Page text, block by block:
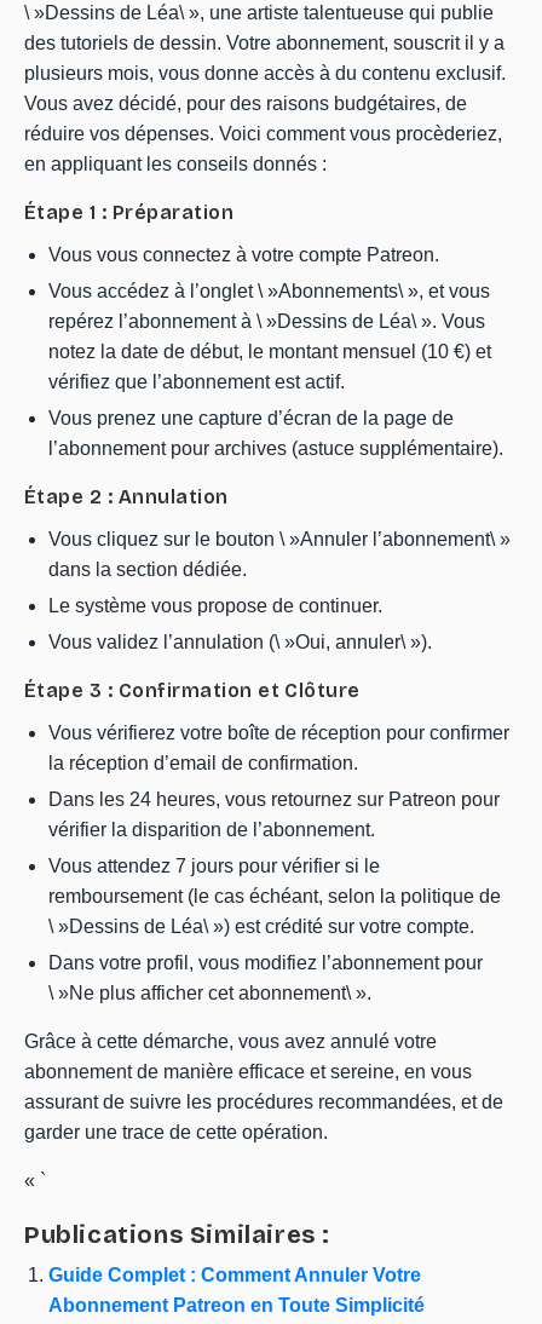
\ »Dessins de Léa\ », une artiste talentueuse qui publie
des tutoriels de dessin. Votre abonnement, souscrit il y a
plusieurs mois, vous donne accès à du contenu exclusif.
Vous avez décidé, pour des raisons budgétaires, de
réduire vos dépenses. Voici comment vous procèderiez,
en appliquant les conseils donnés :
Étape 1 : Préparation
Vous vous connectez à votre compte Patreon.
Vous accédez à l’onglet \ »Abonnements\ », et vous
repérez l’abonnement à \ »Dessins de Léa\ ». Vous
notez la date de début, le montant mensuel (10 €) et
vérifiez que l’abonnement est actif.
Vous prenez une capture d’écran de la page de
l’abonnement pour archives (astuce supplémentaire).
Étape 2 : Annulation
Vous cliquez sur le bouton \ »Annuler l’abonnement\ »
dans la section dédiée.
Le système vous propose de continuer.
Vous validez l’annulation (\ »Oui, annuler\ »).
Étape 3 : Confirmation et Clôture
Vous vérifierez votre boîte de réception pour confirmer
la réception d’email de confirmation.
Dans les 24 heures, vous retournez sur Patreon pour
vérifier la disparition de l’abonnement.
Vous attendez 7 jours pour vérifier si le
remboursement (le cas échéant, selon la politique de
\ »Dessins de Léa\ ») est crédité sur votre compte.
Dans votre profil, vous modifiez l’abonnement pour
\ »Ne plus afficher cet abonnement\ ».
Grâce à cette démarche, vous avez annulé votre
abonnement de manière efficace et sereine, en vous
assurant de suivre les procédures recommandées, et de
garder une trace de cette opération.
« `
Publications Similaires :
Guide Complet : Comment Annuler Votre
Abonnement Patreon en Toute Simplicité